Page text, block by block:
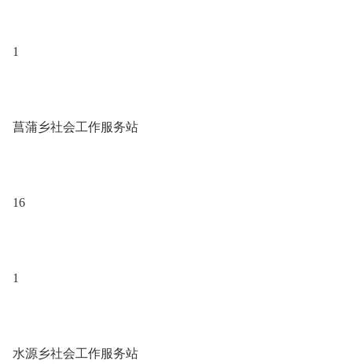
1
菖蒲乡社会工作服务站
16
1
水源乡社会工作服务站